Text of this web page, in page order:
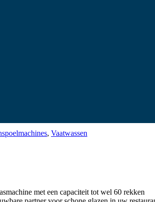
, Vaatwassen
met een capaciteit tot wel 60 rekken